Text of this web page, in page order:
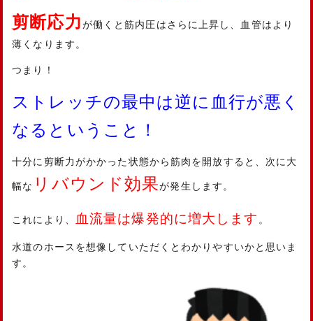
剪断応力が働くと筋内圧はさらに上昇し、血管はより
薄くなります。
つまり！
ストレッチの最中は逆に血行が悪く
なるということ！
十分に剪断力がかかった状態から筋肉を開放すると、次に大
幅な リバウンド効果が発生します。
これにより、 血流量は爆発的に増大します 。
水道のホースを想像していただくとわかりやすいかと思いま
す。